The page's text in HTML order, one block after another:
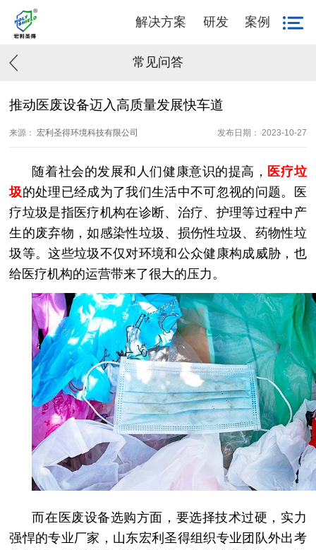
解决方案 研发 案例
常见问答
推动医废设备迈入高质量发展快车道
来源： 宏利圣得环境科技有限公司 发布日期： 2023-10-27
随着社会的发展和人们健康意识的提高， 医疗垃
圾的处理已经成为了我们生活中不可忽视的问题。医
疗垃圾是指医疗机构在诊断、治疗、护理等过程中产
生的废弃物，如感染性垃圾、损伤性垃圾、药物性垃
圾等。这些垃圾不仅对环境和公众健康构成威胁，也
给医疗机构的运营带来了很大的压力。
而在医废设备选购方面，要选择技术过硬，实力
强悍的专业厂家，山东宏利圣得组织专业团队外出考